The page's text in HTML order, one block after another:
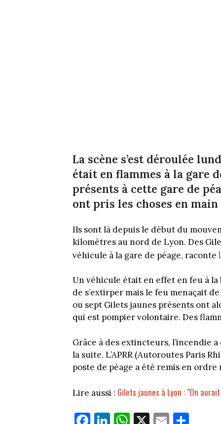
La scène s’est déroulée
était en flammes à la gare
présents à cette gare de
ont pris les choses en
Ils sont là depuis le début du
kilomètres au nord de Lyon. Des
véhicule à la gare de péage, raconte
Un véhicule était en effet en feu à la
de s’extirper mais le feu menaçait
ou sept Gilets jaunes présents ont
qui est pompier volontaire. Des
Grâce à des extincteurs, l’incendie
la suite. L’APRR (Autoroutes Paris
poste de péage a été remis en ordre
Lire aussi : Gilets jaunes à Lyon : "On